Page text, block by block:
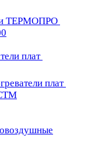
ТЕРМОПРО
плат
плат